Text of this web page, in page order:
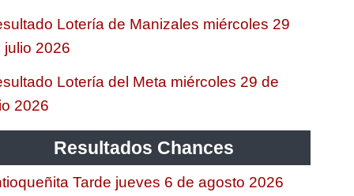
Lotería de Manizales miércoles 29
julio 2026
Lotería del Meta miércoles 29 de
2026
Resultados Chances
Tarde jueves 6 de agosto 2026